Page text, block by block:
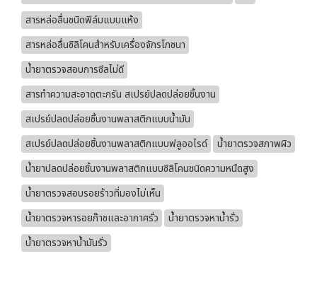
สารหล่อลื่นชนิดฟิล์มแบบแห้ง
สารหล่อลื่นซิลิโคนสำหรับเครื่องจักรโภชนา
น้ำยาตรวจสอบการซีลไม่ดี
สารทำความสะอาดตะกรัน สเปรย์ปลดปล่อยชิ้นงาน
สเปรย์ปลดปล่อยชิ้นงานพลาสติกแบบน้ำมัน
สเปรย์ปลดปล่อยชิ้นงานพลาสติกแบบฟลูออไรด์
น้ำยาตรวจสภาพผิว
น้ำยาปลดปล่อยชิ้นงานพลาสติกแบบซิลิโคนชนิดความหนืดสูง
น้ำยาตรวจสอบรอยร้าวที่มองไม่เห็น
น้ำยาตรวจหารอยก๊าชและอากาศรั่ว
น้ำยาตรวจหาน้ำรั่ว
น้ำยาตรวจหาน้ำมันรั่ว